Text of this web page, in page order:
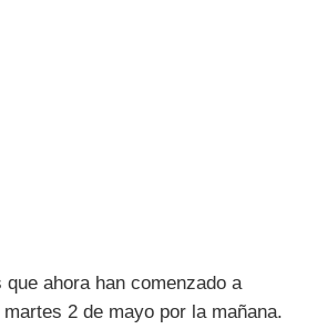
ahora han comenzado a
2 de mayo por la mañana.